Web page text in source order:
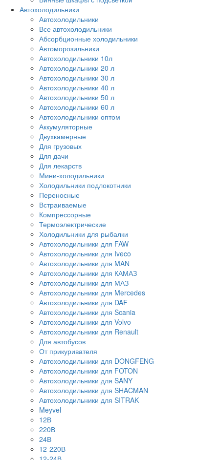
Автохолодильники
Автохолодильники
Все автохолодильники
Абсорбционные холодильники
Автоморозильники
Автохолодильники 10л
Автохолодильники 20 л
Автохолодильники 30 л
Автохолодильники 40 л
Автохолодильники 50 л
Автохолодильники 60 л
Автохолодильники оптом
Аккумуляторные
Двухкамерные
Для грузовых
Для дачи
Для лекарств
Мини-холодильники
Холодильники подлокотники
Переносные
Встраиваемые
Компрессорные
Термоэлектрические
Холодильники для рыбалки
Автохолодильники для FAW
Автохолодильники для Iveco
Автохолодильники для MAN
Автохолодильники для КАМАЗ
Автохолодильники для МАЗ
Автохолодильники для Mercedes
Автохолодильники для DAF
Автохолодильники для Scania
Автохолодильники для Volvo
Автохолодильники для Renault
Для автобусов
От прикуривателя
Автохолодильники для DONGFENG
Автохолодильники для FOTON
Автохолодильники для SANY
Автохолодильники для SHACMAN
Автохолодильники для SITRAK
Meyvel
12В
220В
24В
12-220В